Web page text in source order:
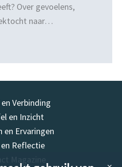
Over gevoelens,
naar…
Verbinding
en Inzicht
en Ervaringen
Reflectie